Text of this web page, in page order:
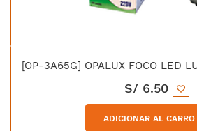
S/ 6.50
ADICIONAR AL CARRO